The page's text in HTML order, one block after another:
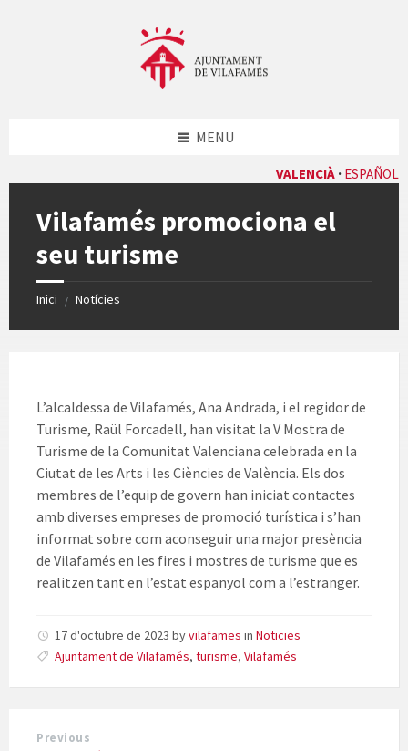
VALENCIÀ ESPAÑOL
MENU
Vilafamés promociona el
seu turisme
Inici / Notícies
L’alcaldessa de Vilafamés, Ana Andrada, i el regidor de
Turisme, Raül Forcadell, han visitat la V Mostra de
Turisme de la Comunitat Valenciana celebrada en la
Ciutat de les Arts i les Ciències de València. Els dos
membres de l’equip de govern han iniciat contactes
amb diverses empreses de promoció turística i s’han
informat sobre com aconseguir una major presència
de Vilafamés en les fires i mostres de turisme que es
realitzen tant en l’estat espanyol com a l’estranger.
17 d'octubre de 2023 byvilafames in Noticies
Ajuntament de Vilafamés, turisme, Vilafamés
Previous